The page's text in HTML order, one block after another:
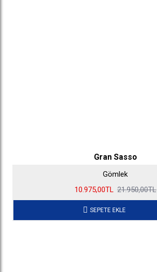
Gran Sasso
Gömlek
10.975,00TL 21.950,00TL
SEPETE EKLE